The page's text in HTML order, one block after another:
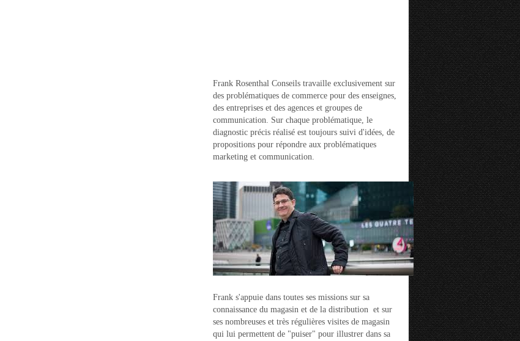
Frank Rosenthal Conseils travaille exclusivement sur
des problématiques de commerce pour des enseignes,
des entreprises et des agences et groupes de
communication. Sur chaque problématique, le
diagnostic précis réalisé est toujours suivi d'idées, de
propositions pour répondre aux problématiques
marketing et communication.
Frank s'appuie dans toutes ses missions sur sa
connaissance du magasin et de la distribution et sur
ses nombreuses et très régulières visites de magasin
qui lui permettent de "puiser" pour illustrer dans sa